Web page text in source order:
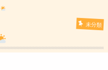
未分類